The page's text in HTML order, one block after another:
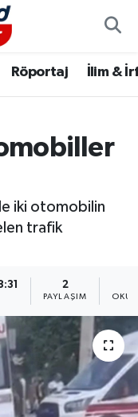
Röportaj İlim &
iki otomobilin
trafik
2
PAYLAŞIM